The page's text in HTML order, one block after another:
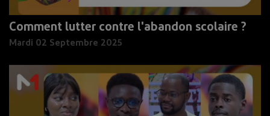
Comment lutter contre l'abandon scolaire ?
Mardi 02 Septembre 2025